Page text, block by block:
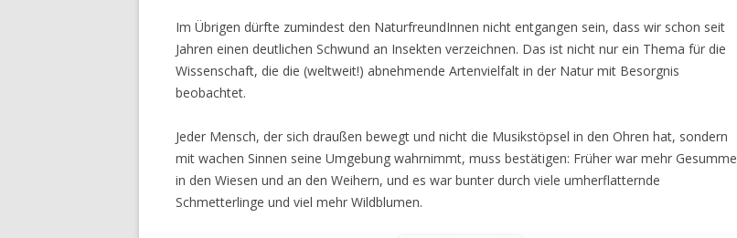
Im Übrigen dürfte zumindest den NaturfreundInnen nicht entgangen sein, dass wir schon seit
Jahren einen deutlichen Schwund an Insekten verzeichnen. Das ist nicht nur ein Thema für die
Wissenschaft, die die (weltweit!) abnehmende Artenvielfalt in der Natur mit Besorgnis
beobachtet.
Jeder Mensch, der sich draußen bewegt und nicht die Musikstöpsel in den Ohren hat, sondern
mit wachen Sinnen seine Umgebung wahrnimmt, muss bestätigen: Früher war mehr Gesumme
in den Wiesen und an den Weihern, und es war bunter durch viele umherflatternde
Schmetterlinge und viel mehr Wildblumen.